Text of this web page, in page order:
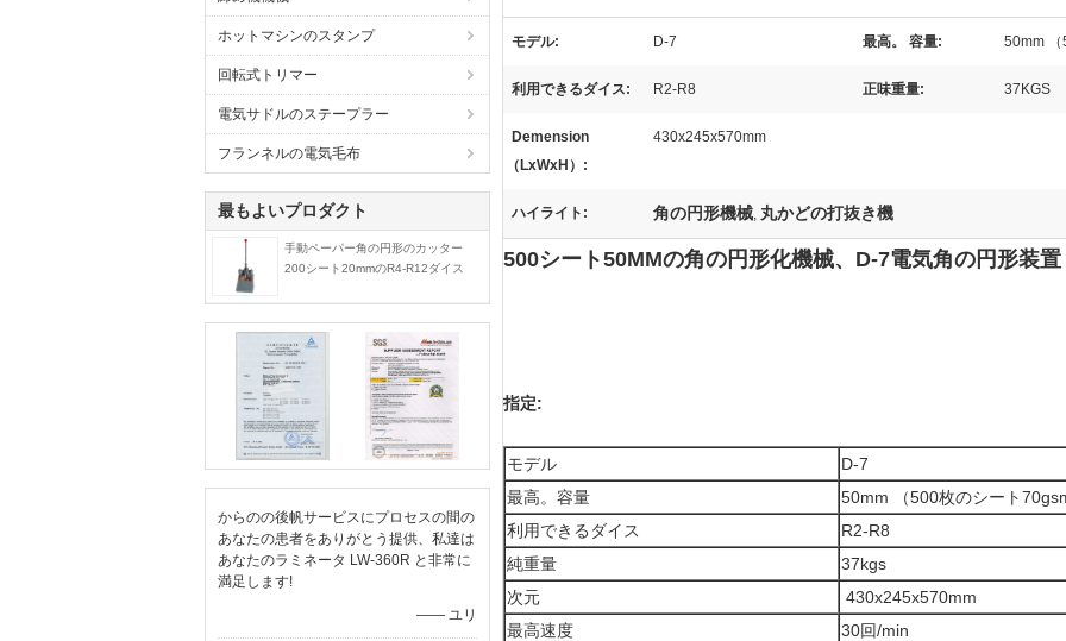
ホットマシンのスタンプ
回転式トリマー
電気サドルのステープラー
フランネルの電気毛布
最もよいプロダクト
手動ペーパー角の円形のカッター
200シート20mmのR4-R12ダイス
からのの後帆サービスにプロセスの間の
あなたの患者をありがとう提供、私達は
あなたのラミネータ LW-360R と非常に
満足します!
—— ユリ
モデル: D-7 最高。 容量: 50mm （
利用できるダイス: R2-R8 正味重量: 37KGS
Demension
（LxWxH）:
430x245x570mm
ハイライト: 角の円形機械, 丸かどの打抜き機
500シート50MMの角の円形化機械、D-7電気角の円
指定:
モデル
D-7
最高。容量
50mm （500枚のシート
利用できるダイス
R2-R8
純重量
37kgs
次元
430x245x570mm
最高速度
30回/min